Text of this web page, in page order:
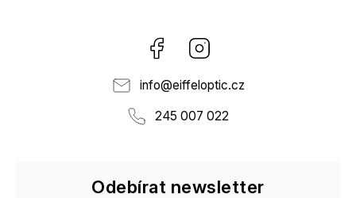
Facebook
info@eiffeloptic.cz
245 007 022
Odebírat newsletter